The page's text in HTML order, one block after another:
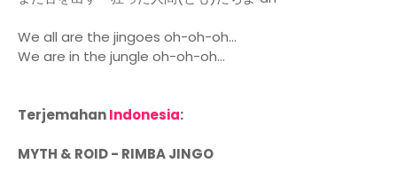
We all are the jingoes oh-oh-oh…
We are in the jungle oh-oh-oh…
TerjemahanIndonesia:
MYTH & ROID - RIMBA JINGO